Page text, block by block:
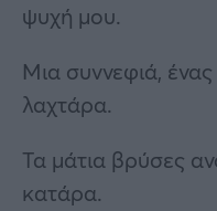
ψυχή μου.
Μια συννεφιά,
λαχτάρα.
Τα μάτια βρύσες
κατάρα.